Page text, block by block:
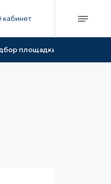
кабинет
площадки